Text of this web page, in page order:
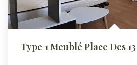
Type 1 Meublé Place Des